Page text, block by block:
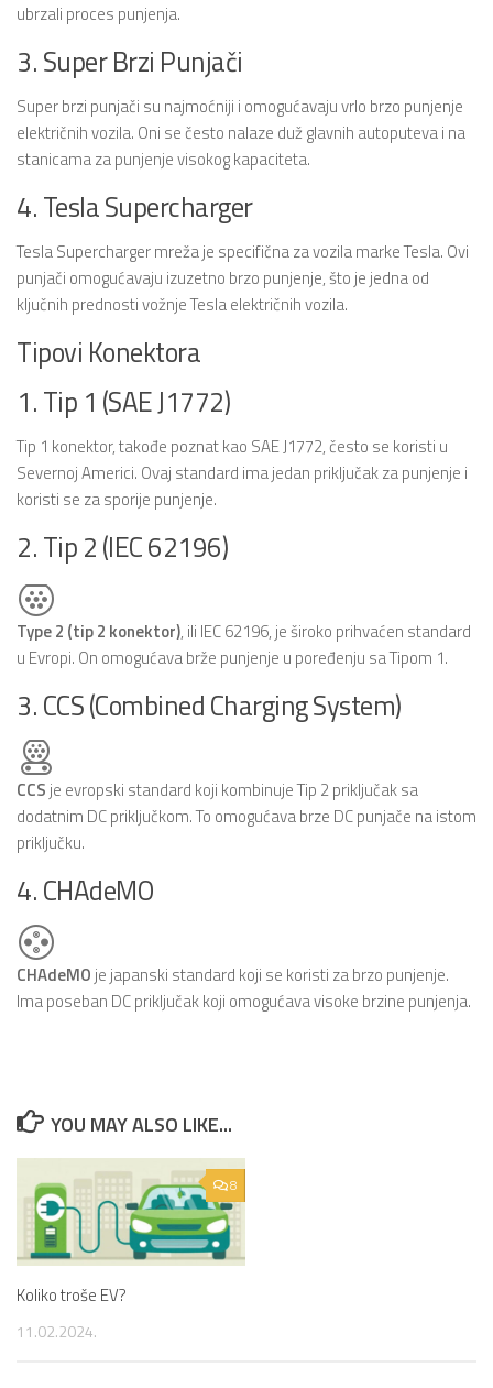
ubrzali proces punjenja.
3. Super Brzi Punjači
Super brzi punjači su najmoćniji i omogućavaju vrlo brzo punjenje
električnih vozila. Oni se često nalaze duž glavnih autoputeva i na
stanicama za punjenje visokog kapaciteta.
4. Tesla Supercharger
Tesla Supercharger mreža je specifična za vozila marke Tesla. Ovi
punjači omogućavaju izuzetno brzo punjenje, što je jedna od
ključnih prednosti vožnje Tesla električnih vozila.
Tipovi Konektora
1. Tip 1 (SAE J1772)
Tip 1 konektor, takođe poznat kao SAE J1772, često se koristi u
Severnoj Americi. Ovaj standard ima jedan priključak za punjenje i
koristi se za sporije punjenje.
2. Tip 2 (IEC 62196)
Type 2 (tip 2 konektor), ili IEC 62196, je široko prihvaćen standard
u Evropi. On omogućava brže punjenje u poređenju sa Tipom 1.
3. CCS (Combined Charging System)
CCS je evropski standard koji kombinuje Tip 2 priključak sa
dodatnim DC priključkom. To omogućava brze DC punjače na istom
priključku.
4. CHAdeMO
CHAdeMO je japanski standard koji se koristi za brzo punjenje.
Ima poseban DC priključak koji omogućava visoke brzine punjenja.
YOU MAY ALSO LIKE...
8
Koliko troše EV?
11.02.2024.